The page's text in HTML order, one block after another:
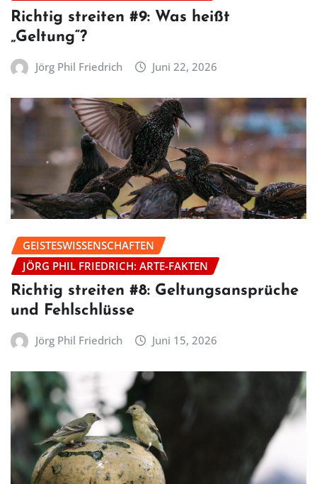
Richtig streiten #9: Was heißt
„Geltung“?
Jörg Phil Friedrich Juni 22, 2026
GEISTESWISSENSCHAFTEN
JÖRG PHIL FRIEDRICH: ARTE-FAKTEN
Richtig streiten #8: Geltungsansprüche
und Fehlschlüsse
Jörg Phil Friedrich Juni 15, 2026